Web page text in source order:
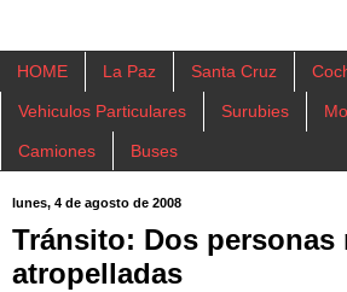
HOME La Paz Santa Cruz
Vehiculos Particulares Surubies
Camiones Buses
lunes, 4 de agosto de 2008
Tránsito: Dos personas
atropelladas